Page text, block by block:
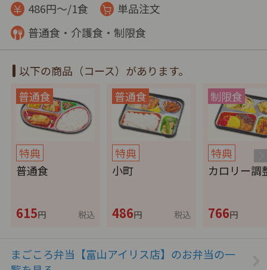
486円～/1食
単品注文
普通食・介護食・制限食
以下の商品（コース）があります。
特典
普通食
615円 税込
特典
小町
486円 税込
特典
カロリー調
766円
まごころ弁当【富山アイリス店】のお弁当の一